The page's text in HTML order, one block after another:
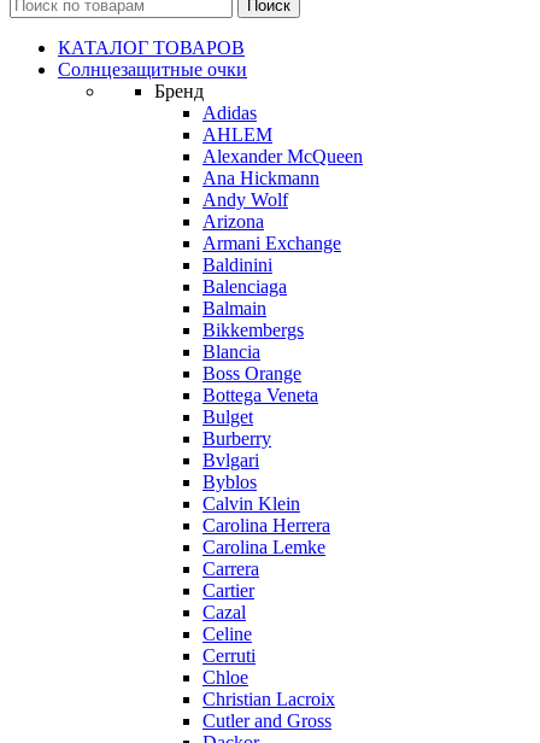
КАТАЛОГ ТОВАРОВ
Солнцезащитные очки
Бренд
Adidas
AHLEM
Alexander McQueen
Ana Hickmann
Andy Wolf
Arizona
Armani Exchange
Baldinini
Balenciaga
Balmain
Bikkembergs
Blancia
Boss Orange
Bottega Veneta
Bulget
Burberry
Bvlgari
Byblos
Calvin Klein
Carolina Herrera
Carolina Lemke
Carrera
Cartier
Cazal
Celine
Cerruti
Chloe
Christian Lacroix
Cutler and Gross